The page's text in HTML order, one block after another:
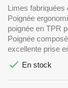
Limes fabriquées
Poignée
poignée en TPR
Poignée
excellente prise
 En stock